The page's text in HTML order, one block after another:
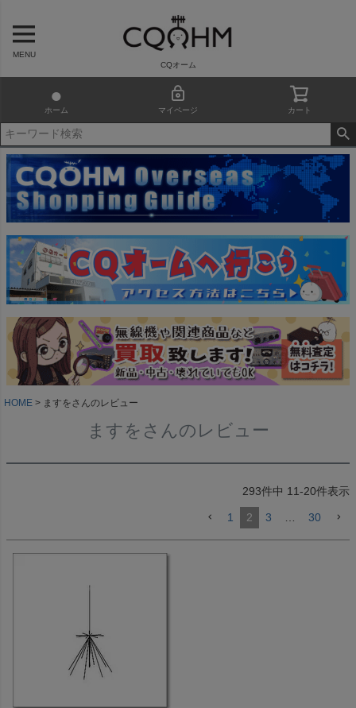
MENU
CQオーム
ホーム マイページ カート
HOME ますをさんのレビュー
ますをさんのレビュー
293件中 11-20件表示
1 2 3 30